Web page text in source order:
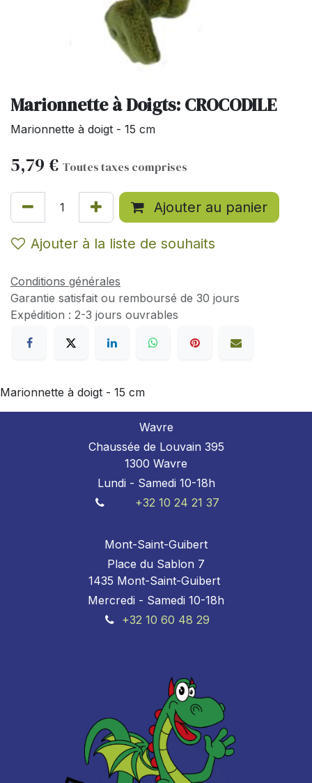
Marionnette à Doigts: CROCODILE
Marionnette à doigt - 15 cm
5,79 € Toutes taxes comprises
Ajouter au panier
Ajouter à la liste de souhaits
Conditions générales
Garantie satisfait ou remboursé de 30 jours
Expédition : 2-3 jours ouvrables
Marionnette à doigt - 15 cm
Wavre
Chaussée de Louvain 395
1300 Wavre
Lundi - Samedi 10-18h
+32 10 24 21 37
Mont-Saint-Guibert
Place du Sablon 7
1435 Mont-Saint-Guibert
Mercredi - Samedi 10-18h
+32 10 60 48 29